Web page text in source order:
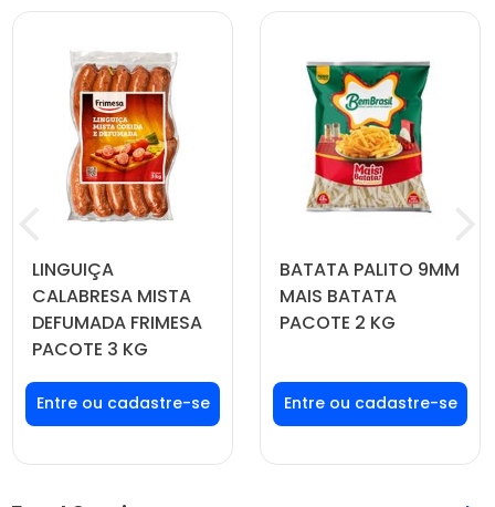
LINGUIÇA
CALABRESA MISTA
DEFUMADA FRIMESA
PACOTE 3 KG
Faça seu login ou
cadastre-se para
ver preços e
BATATA PALITO 9MM
MAIS BATATA
PACOTE 2 KG
Faça seu login ou
cadastre-se para
ver preços e